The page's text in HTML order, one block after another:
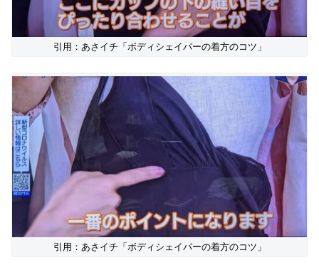
引用：あさイチ「ボディシェイパーの着方のコツ」
引用：あさイチ「ボディシェイパーの着方のコツ」